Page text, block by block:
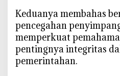
‎Keduanya membahas
pencegahan
memperkuat
pentingnya integritas
pemerintahan.